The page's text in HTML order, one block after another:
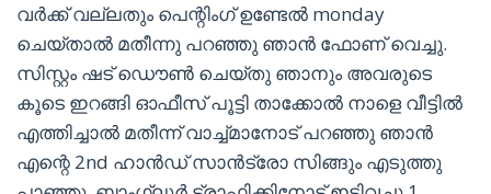
വർക്ക്‌ വല്ലതും പെന്റിംഗ് ഉണ്ടേൽ monday
ചെയ്താൽ മതീന്നു പറഞ്ഞു ഞാൻ ഫോണ് വെച്ചു.
സിസ്റ്റം ഷട് ഡൌൺ ചെയ്തു ഞാനും അവരുടെ
കൂടെ ഇറങ്ങി ഓഫീസ് പൂട്ടി താക്കോൽ നാളെ വീട്ടിൽ
എത്തിച്ചാൽ മതീന്ന് വാച്ച്മാനോട് പറഞ്ഞു ഞാൻ
എന്റെ 2nd ഹാൻഡ് സാൻട്രോ സിങ്ങും എടുത്തു